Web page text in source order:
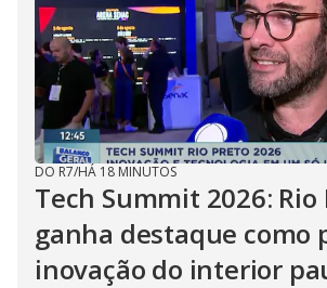
DO R7/HÁ 18 MINUTOS
Tech Summit 2026: Rio
ganha destaque como
inovação do interior